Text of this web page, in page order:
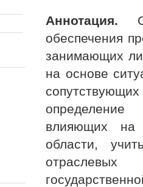
Аннотация.
обеспечения
занимающих
на основе
определение
влияющих на
области,